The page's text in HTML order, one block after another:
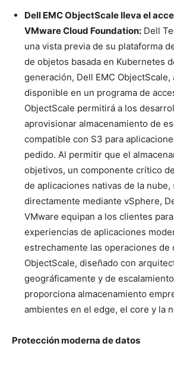
Dell EMC ObjectScale lleva el
VMware Cloud Foundation: Dell
una vista previa de su plataforma
de objetos basada en Kubernetes
generación, Dell EMC ObjectScale,
disponible en un programa de
ObjectScale permitirá a los
aprovisionar almacenamiento de
compatible con S3 para
pedido. Al permitir que el
objetivos, un componente crítico
de aplicaciones nativas de la
directamente mediante vSphere,
VMware equipan a los clientes
experiencias de aplicaciones
estrechamente las operaciones de
ObjectScale, diseñado con
geográficamente y de
proporciona almacenamiento
ambientes en el edge, el core y la
Protección moderna de datos